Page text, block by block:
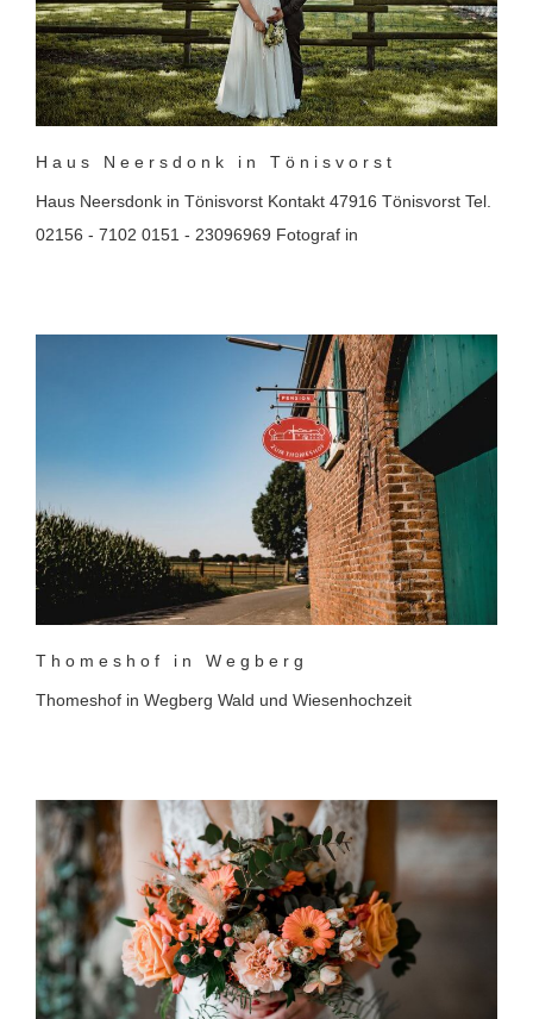
Haus Neersdonk in Tönisvorst
Haus Neersdonk in Tönisvorst Kontakt 47916 Tönisvorst Tel.
02156 - 7102 0151 - 23096969 Fotograf in
Thomeshof in Wegberg
Thomeshof in Wegberg Wald und Wiesenhochzeit